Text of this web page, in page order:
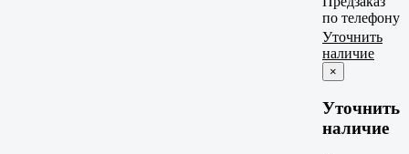
по телефону
Уточнить
наличие
×
Уточнить
наличие